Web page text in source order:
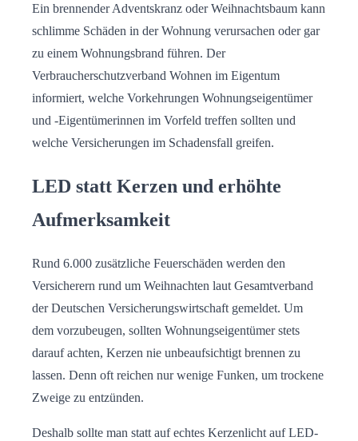
Ein brennender Adventskranz oder Weihnachtsbaum kann
schlimme Schäden in der Wohnung verursachen oder gar
zu einem Wohnungsbrand führen. Der
Verbraucherschutzverband Wohnen im Eigentum
informiert, welche Vorkehrungen Wohnungseigentümer
und -Eigentümerinnen im Vorfeld treffen sollten und
welche Versicherungen im Schadensfall greifen.
LED statt Kerzen und erhöhte
Aufmerksamkeit
Rund 6.000 zusätzliche Feuerschäden werden den
Versicherern rund um Weihnachten laut Gesamtverband
der Deutschen Versicherungswirtschaft gemeldet. Um
dem vorzubeugen, sollten Wohnungseigentümer stets
darauf achten, Kerzen nie unbeaufsichtigt brennen zu
lassen. Denn oft reichen nur wenige Funken, um trockene
Zweige zu entzünden.
Deshalb sollte man statt auf echtes Kerzenlicht auf LED-